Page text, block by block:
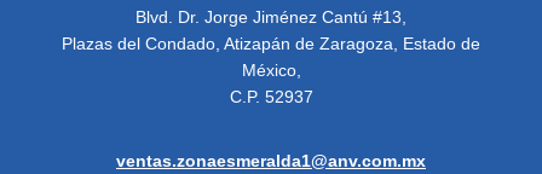
Blvd. Dr. Jorge Jiménez Cantú #13,
Plazas del Condado, Atizapán de Zaragoza, Estado de
México,
C.P. 52937
ventas.zonaesmeralda1@anv.com.mx